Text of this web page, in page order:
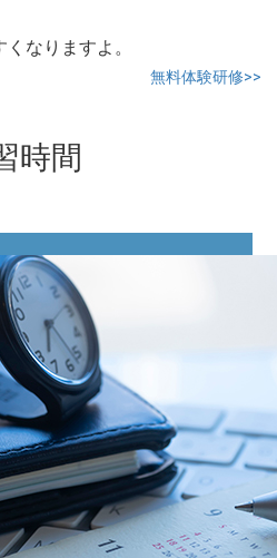
なりますよ。
無料体験研修>>
時間